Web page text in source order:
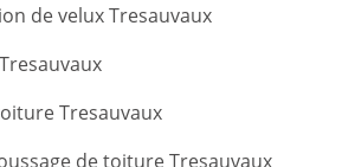
de velux Tresauvaux
Tresauvaux
de toiture Tresauvaux